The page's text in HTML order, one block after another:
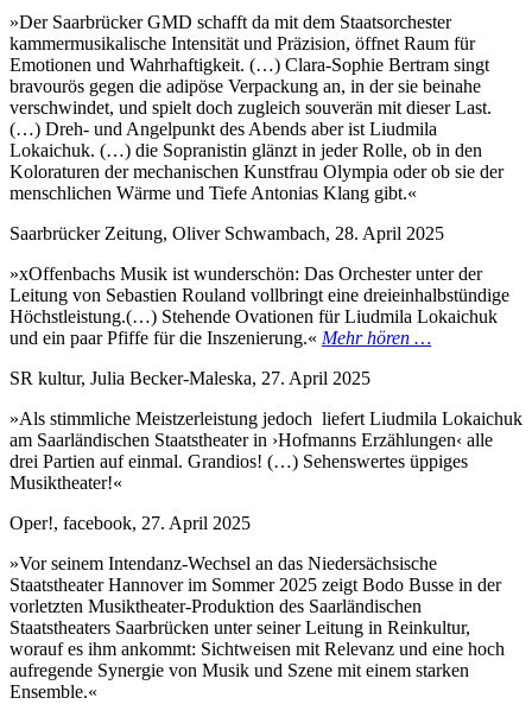
»Der Saarbrücker GMD schafft da mit dem Staatsorchester
kammermusikalische Intensität und Präzision, öffnet Raum für
Emotionen und Wahrhaftigkeit. (…) Clara-Sophie Bertram singt
bravourös gegen die adipöse Verpackung an, in der sie beinahe
verschwindet, und spielt doch zugleich souverän mit dieser Last.
(…) Dreh- und Angelpunkt des Abends aber ist Liudmila
Lokaichuk. (…) die Sopranistin glänzt in jeder Rolle, ob in den
Koloraturen der mechanischen Kunstfrau Olympia oder ob sie der
menschlichen Wärme und Tiefe Antonias Klang gibt.«
Saarbrücker Zeitung, Oliver Schwambach, 28. April 2025
»xOffenbachs Musik ist wunderschön: Das Orchester unter der
Leitung von Sebastien Rouland vollbringt eine dreieinhalbstündige
Höchstleistung.(…) Stehende Ovationen für Liudmila Lokaichuk
und ein paar Pfiffe für die Inszenierung.« Mehr hören …
SR kultur, Julia Becker-Maleska, 27. April 2025
»Als stimmliche Meistzerleistung jedoch liefert Liudmila Lokaichuk
am Saarländischen Staatstheater in ›Hofmanns Erzählungen‹ alle
drei Partien auf einmal. Grandios! (…) Sehenswertes üppiges
Musiktheater!«
Oper!, facebook, 27. April 2025
»Vor seinem Intendanz-Wechsel an das Niedersächsische
Staatstheater Hannover im Sommer 2025 zeigt Bodo Busse in der
vorletzten Musiktheater-Produktion des Saarländischen
Staatstheaters Saarbrücken unter seiner Leitung in Reinkultur,
worauf es ihm ankommt: Sichtweisen mit Relevanz und eine hoch
aufregende Synergie von Musik und Szene mit einem starken
Ensemble.«